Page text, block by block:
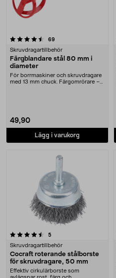
69
Skruvdragartillbehör
Färgblandare stål 80 mm i
diameter
För borrmaskiner och skruvdragare
med 13 mm chuck. Färgomrörare –
49,90
Lägg i varukorg
4.5 av 5 stjärnor
5
Skruvdragartillbehör
Cocraft roterande stålborste
för skruvdragare, 50 mm
Effektiv cirkulärborste som
5.0 av 5 stjärnor